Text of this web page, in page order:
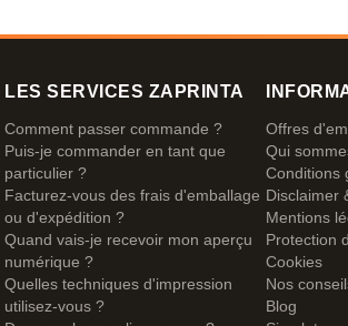
LES SERVICES ZAPRINTA
Comment passer commande ?
Puis-je commander en tant que
particulier ?
Facturez-vous des frais d'emballage
ou d'expédition ?
Quand vais-je recevoir mon aperçu
numérique ?
Quelles techniques d'impression
utilisez-vous ?
Offres
Qui
Conditions
Disclaimer
Mentions
Protection
Cookies
Nos
Blog